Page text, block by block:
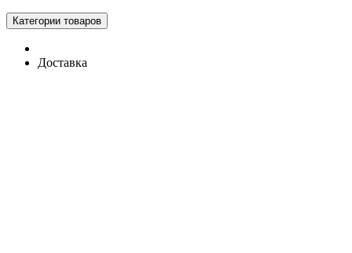
Категории товаров
Доставка